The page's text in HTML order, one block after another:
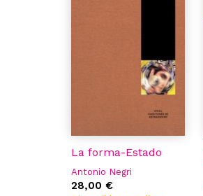
La forma-Estado
Antonio Negri
28,00 €